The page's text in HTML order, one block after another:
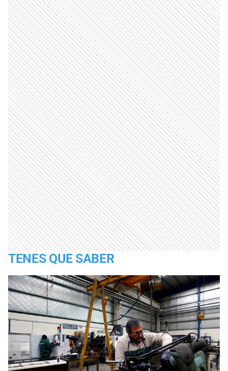
TENES QUE SABER